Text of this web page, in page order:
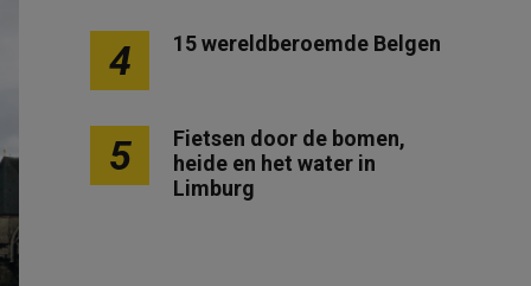
4 15 wereldberoemde Belgen
5
Fietsen door de bomen,
heide en het water in
Limburg